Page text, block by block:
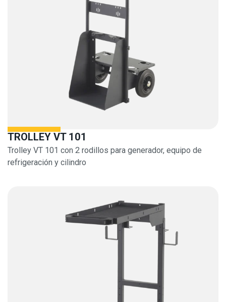
TROLLEY VT 101
Trolley VT 101 con 2 rodillos para generador, equipo de
refrigeración y cilindro